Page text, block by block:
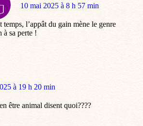
dit
10 mai 2025 à 8 h 57 min
temps, l’appât du gain mène le genre
à sa perte !
à 19 h 20 min
être animal disent quoi????